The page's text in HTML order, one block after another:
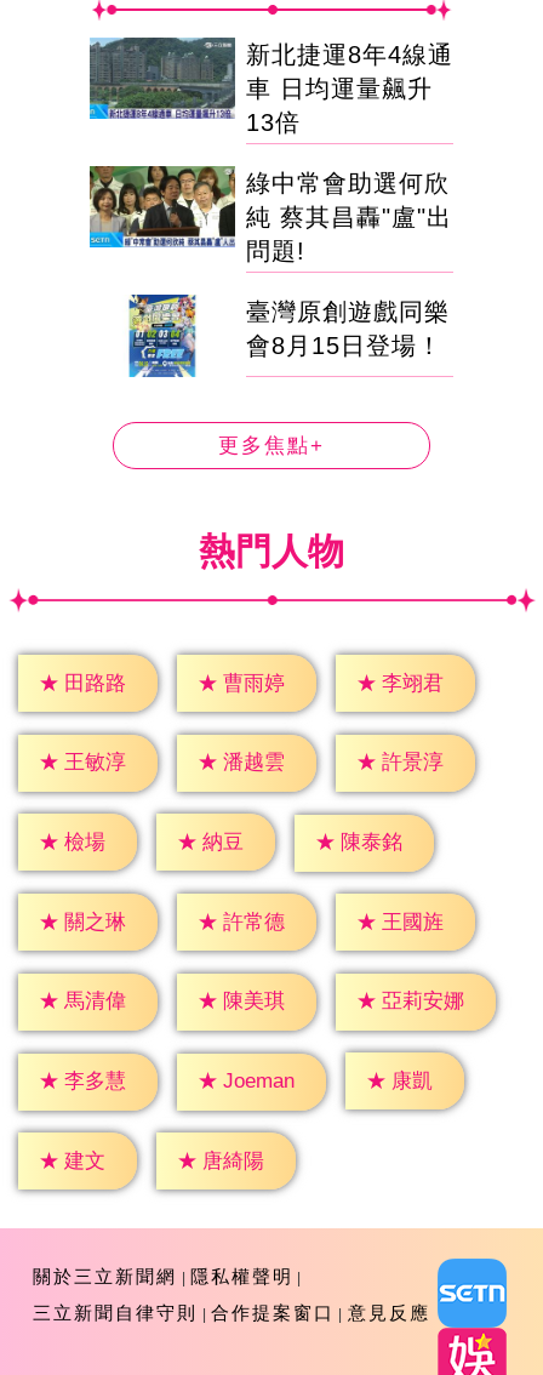
新北捷運8年4線通
車 日均運量飆升
13倍
綠中常會助選何欣
純 蔡其昌轟"盧"出
問題!
臺灣原創遊戲同樂
會8月15日登場！
更多焦點+
熱門人物
★ 田路路 ★ 曹雨婷 ★ 李翊君
★ 王敏淳 ★ 潘越雲 ★ 許景淳
★ 檢場 ★ 納豆 ★ 陳泰銘
★ 關之琳 ★ 許常德 ★ 王國旌
★ 馬清偉 ★ 陳美琪 ★ 亞莉安娜
★ 李多慧 ★ Joeman ★ 康凱
★ 建文 ★ 唐綺陽
關於三立新聞網
隱私權聲明
三立新聞自律守則
合作提案窗口 意見反應